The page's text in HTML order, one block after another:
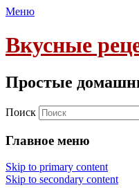
Меню
Вкусные
Простые
Поиск
Главное меню
Skip to primary content
Skip to secondary content